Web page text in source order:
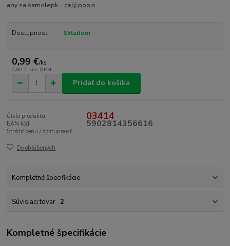
aby sa samolepk... celý popis
Dostupnosť Skladom
0,99 €/ks
0,80 € bez DPH
Pridať do košíka
Číslo produktu: 03414
EAN kód: 5902814356616
Strážiť cenu / dostupnosť
Do obľúbených
Kompletné špecifikácie
Súvisiaci tovar 2
Kompletné špecifikácie